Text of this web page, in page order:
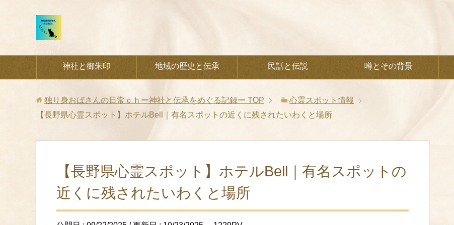
神社と御朱印 地域の歴史と伝承 民話と伝説 噂とその背景
独り身おばさんの日常ｃｈー神社と伝承をめぐる記録ー TOP
心霊スポット情報
【長野県心霊スポット】ホテルBell｜有名スポットの近くに残されたいわくと場所
【長野県心霊スポット】ホテルBell｜有名スポットの
近くに残されたいわくと場所